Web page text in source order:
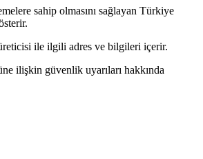
sahip olmasını sağlayan Türkiye
ile ilgili adres ve bilgileri içerir.
ilişkin güvenlik uyarıları hakkında